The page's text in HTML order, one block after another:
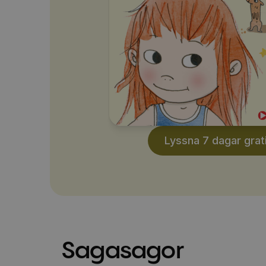
Lyssna 7 dagar
Sagasagor